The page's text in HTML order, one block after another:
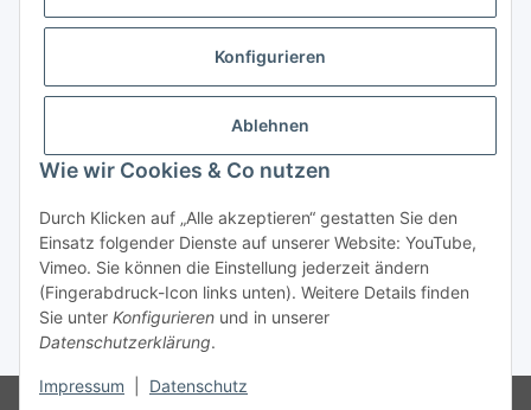
Konfigurieren
Ablehnen
Wie wir Cookies & Co nutzen
Durch Klicken auf „Alle akzeptieren“ gestatten Sie den
Einsatz folgender Dienste auf unserer Website: YouTube,
Vimeo. Sie können die Einstellung jederzeit ändern
(Fingerabdruck-Icon links unten). Weitere Details finden
Sie unter Konfigurieren und in unserer
Datenschutzerklärung.
Impressum Datenschutz
Passwort vergessen
Neu hier?Jetzt registrieren!
* Alle Preise zzgl. gesetzlicher USt., zzgl.